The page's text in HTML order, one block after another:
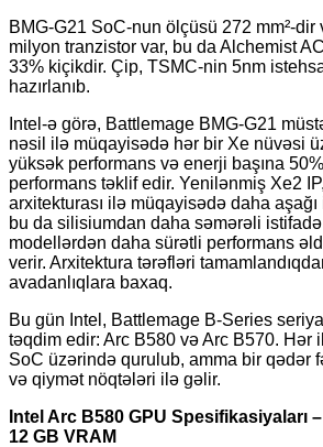
BMG-G21 SoC-nun ölçüsü 272 mm²-
milyon tranzistor var, bu da Alchemist
33% kiçikdir. Çip, TSMC-nin 5nm
hazırlanıb.
Intel-ə görə, Battlemage BMG-G21
nəsil ilə müqayisədə hər bir Xe nüvəsi
yüksək performans və enerji başına
performans təklif edir. Yenilənmiş Xe2
arxitekturası ilə müqayisədə daha aşağı
bu da silisiumdan daha səmərəli
modellərdən daha sürətli performans
verir. Arxitektura tərəfləri
avadanlıqlara baxaq.
Bu gün Intel, Battlemage B-Series
təqdim edir: Arc B580 və Arc B570. Hər
SoC üzərində qurulub, amma bir qədər
və qiymət nöqtələri ilə gəlir.
Intel Arc B580 GPU Spesifikasiyaları
12 GB VRAM